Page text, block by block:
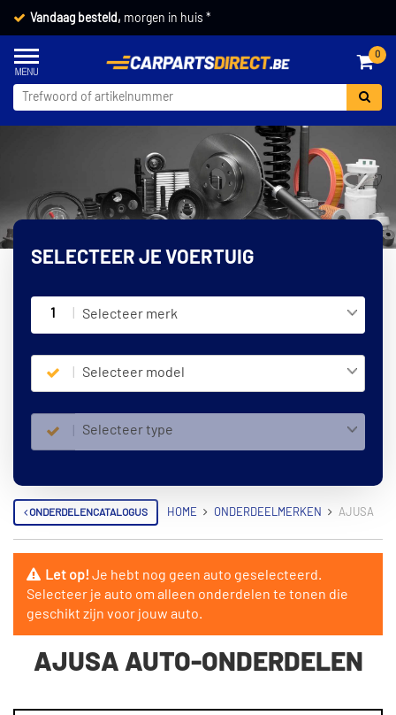
Vandaag besteld, morgen in huis *
0
SELECTEER JE VOERTUIG
1 Selecteer merk
Selecteer model
Selecteer type
ONDERDELENCATALOGUS HOME ONDERDEELMERKEN AJUSA
Let op!Je hebt nog geen auto geselecteerd.
Selecteer je auto om alleen onderdelen te tonen die
geschikt zijn voor jouw auto.
AJUSA AUTO-ONDERDELEN